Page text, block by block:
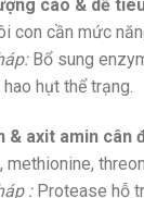
cao & dễ
con cần mức
Bổ sung
hụt thể trạng.
& axit amin cân
methionine,
:Protease hỗ